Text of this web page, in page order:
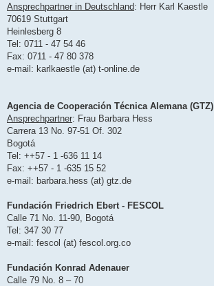
Ansprechpartner in Deutschland: Herr Karl Kaestle
70619 Stuttgart
Heinlesberg 8
Tel: 0711 - 47 54 46
Fax: 0711 - 47 80 378
e-mail: karlkaestle (at) t-online.de
Agencia de Cooperación Técnica Alemana (GTZ)
Ansprechpartner: Frau Barbara Hess
Carrera 13 No. 97-51 Of. 302
Bogotá
Tel: ++57 - 1 -636 11 14
Fax: ++57 - 1 -635 15 52
e-mail: barbara.hess (at) gtz.de
Fundación Friedrich Ebert - FESCOL
Calle 71 No. 11-90, Bogotá
Tel: 347 30 77
e-mail: fescol (at) fescol.org.co
Fundación Konrad Adenauer
Calle 79 No. 8 – 70